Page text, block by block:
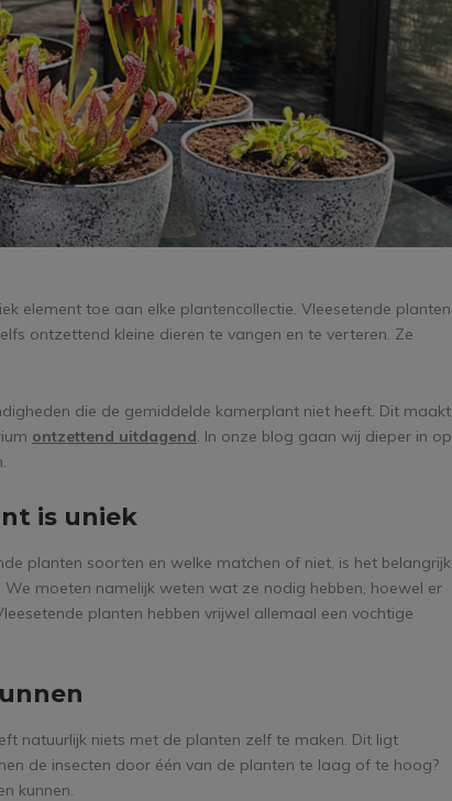
element toe aan elke plantencollectie. Vleesetende planten
ontzettend kleine dieren te vangen en te verteren. Ze
die de gemiddelde kamerplant niet heeft. Dit maakt
ontzettend uitdagend. In onze blog gaan wij dieper in op
is uniek
planten soorten en welke matchen of niet, is het belangrijk
. We moeten namelijk weten wat ze nodig hebben, hoewel er
planten hebben vrijwel allemaal een vochtige
natuurlijk niets met de planten zelf te maken. Dit ligt
de insecten door één van de planten te laag of te hoog?
kunnen.